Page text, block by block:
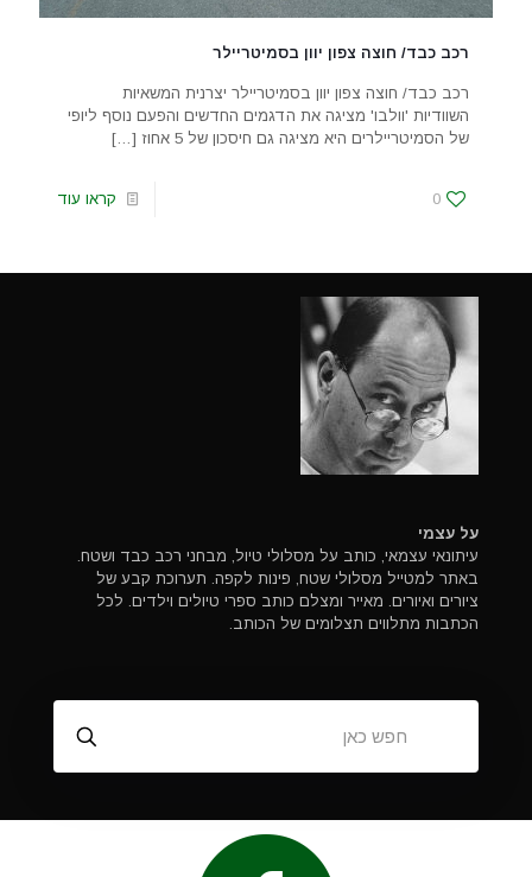
רכב כבד/ חוצה צפון יוון בסמיטריילר
רכב כבד/ חוצה צפון יוון בסמיטריילר יצרנית המשאיות
השוודיות 'וולבו' מציגה את הדגמים החדשים והפעם נוסף ליופי
של הסמיטריילרים היא מציגה גם חיסכון של 5 אחוז
[…]
0 קראו עוד
על עצמי
עיתונאי עצמאי, כותב על מסלולי טיול, מבחני רכב כבד ושטח.
באתר למטייל מסלולי שטח, פינות לקפה. תערוכת קבע של
ציורים ואיורים. מאייר ומצלם כותב ספרי טיולים וילדים. לכל
הכתבות מתלווים תצלומים של הכותב.